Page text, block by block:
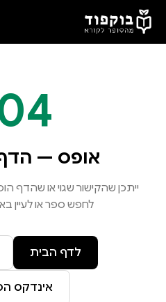
דלג לתוכן הראשי
אופס —
ייתכן שהקישור שגוי או שהדף
לחפש ספר או לעיין
לדף הבית
אינדקס